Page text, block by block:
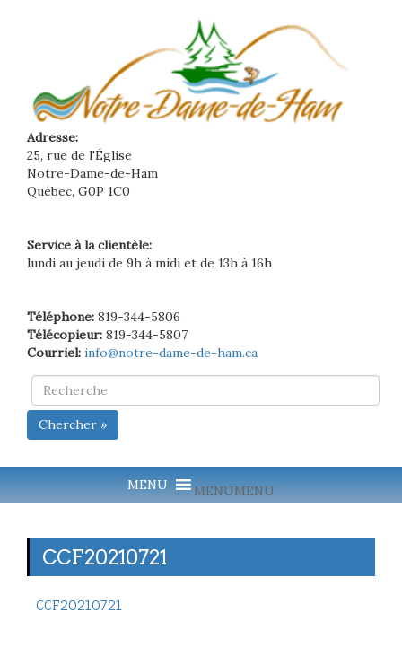
Adresse:
25, rue de l'Église
Notre-Dame-de-Ham
Québec, G0P 1C0
Service à la clientèle:
lundi au jeudi de 9h à midi et de 13h à 16h
Téléphone: 819-344-5806
Télécopieur: 819-344-5807
Courriel: info@notre-dame-de-ham.ca
Chercher »
MENUMENU
CCF20210721
CCF20210721